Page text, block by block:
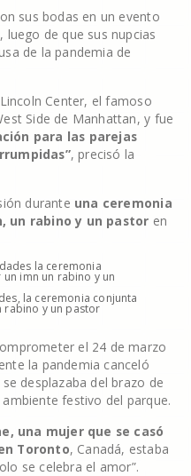
sus bodas en un evento
luego de que sus nupcias
de la pandemia de
Center, el famoso
Side de Manhattan, y fue
para las parejas
, precisó la
durante una ceremonia
un rabino y un pastor en
la ceremonia conjunta
rabino y un pastor
el 24 de marzo
la pandemia canceló
desplazaba del brazo de
festivo del parque.
una mujer que se casó
Toronto, Canadá, estaba
se celebra el amor”.